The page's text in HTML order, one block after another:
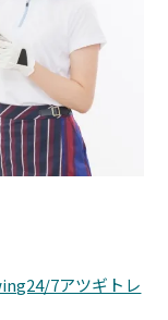
7アツギトレ